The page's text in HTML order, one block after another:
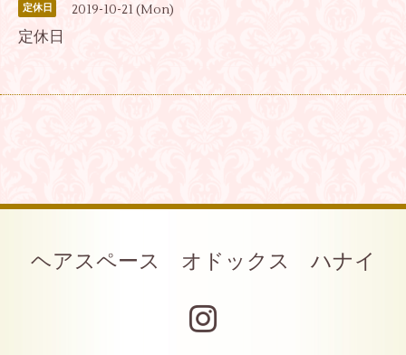
定休日 2019-10-21 (Mon)
定休日
ヘアスペース オドックス ハナイ